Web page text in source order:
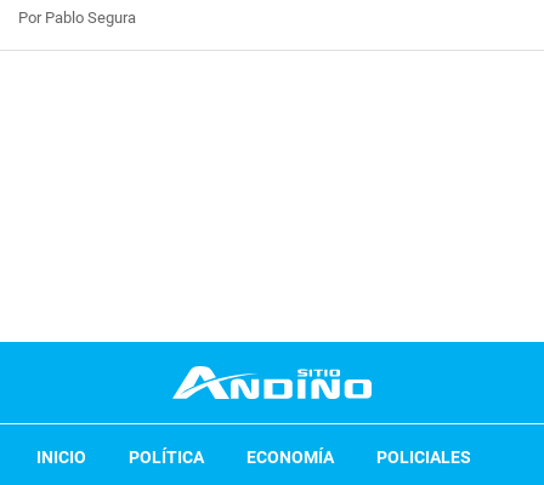
Por Pablo Segura
INICIO POLÍTICA ECONOMÍA
POLICIALES